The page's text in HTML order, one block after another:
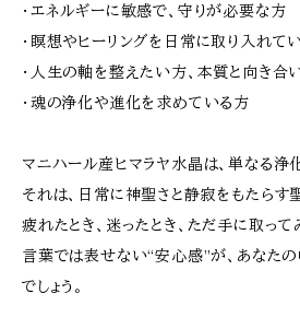
・エネルギーに敏感で、守りが必要な方
・瞑想やヒーリングを日常に取り入れて
・人生の軸を整えたい方、本質と向き合
・魂の浄化や進化を求めている方
マニハール産ヒマラヤ水晶は、単なる浄
それは、日常に神聖さと静寂をもたらす
疲れたとき、迷ったとき、ただ手に取って
言葉では表せない“安心感”が、あなた
でしょう。